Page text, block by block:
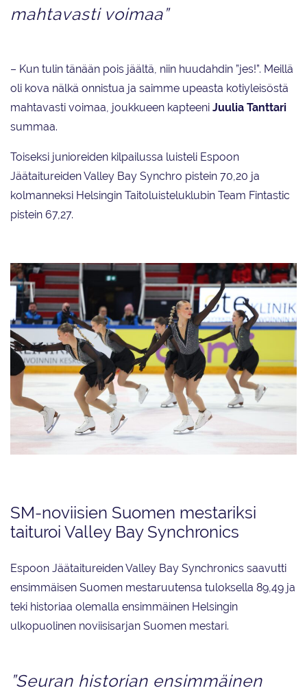
mahtavasti voimaa”
– Kun tulin tänään pois jäältä, niin huudahdin ”jes!”. Meillä
oli kova nälkä onnistua ja saimme upeasta kotiyleisöstä
mahtavasti voimaa, joukkueen kapteeni Juulia Tanttari
summaa.
Toiseksi junioreiden kilpailussa luisteli Espoon
Jäätaitureiden Valley Bay Synchro pistein 70,20 ja
kolmanneksi Helsingin Taitoluisteluklubin Team Fintastic
pistein 67,27.
SM-noviisien Suomen mestariksi
taituroi Valley Bay Synchronics
Espoon Jäätaitureiden Valley Bay Synchronics saavutti
ensimmäisen Suomen mestaruutensa tuloksella 89,49 ja
teki historiaa olemalla ensimmäinen Helsingin
ulkopuolinen noviisisarjan Suomen mestari.
”Seuran historian ensimmäinen